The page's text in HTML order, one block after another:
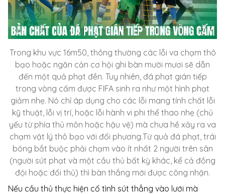
Trong khu vực 16m50, thông thường các lỗi va chạm thô
bạo hoặc ngăn cản cơ hội ghi bàn mười mươi sẽ dẫn
đến một quả phạt đền. Tuy nhiên, đá phạt gián tiếp
trong vòng cấm được FIFA sinh ra như một hình phạt
giảm nhẹ. Nó chỉ áp dụng cho các lỗi mang tính chất lỗi
kỹ thuật, lỗi vị trí, hoặc lỗi hành vi phi thể thao nhẹ (chủ
yếu từ phía thủ môn hoặc hậu vệ) mà chưa hề xảy ra va
chạm vật lý thô bạo với đối phương.Từ quả đá phạt, trái
bóng bắt buộc phải chạm vào ít nhất 2 người trên sân
(người sút phạt và một cầu thủ bất kỳ khác, kể cả đồng
đội hoặc đối thủ) thì bàn thắng mới được công nhận.
Nếu cầu thủ thực hiện cố tình sút thẳng vào lưới mà